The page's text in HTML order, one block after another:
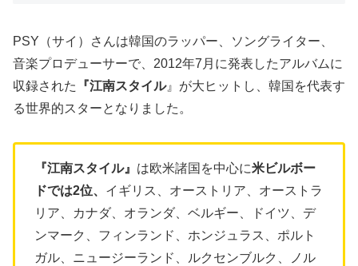
PSY（サイ）さんは韓国のラッパー、ソングライター、
音楽プロデューサーで、2012年7月に発表したアルバムに
収録された
『江南スタイル』が大ヒットし、韓国を代表す
る世界的スターとなりました。
『江南スタイル』 は欧米諸国を中心に米ビルボー
ドでは2位、 イギリス、オーストリア、オーストラ
リア、カナダ、オランダ、ベルギー、ドイツ、デ
ンマーク、フィンランド、ホンジュラス、ポルト
ガル、ニュージーランド、ルクセンブルク、ノル